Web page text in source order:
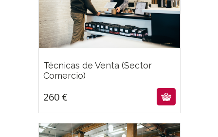
Técnicas de Venta (Sector
Comercio)
260 €
260€